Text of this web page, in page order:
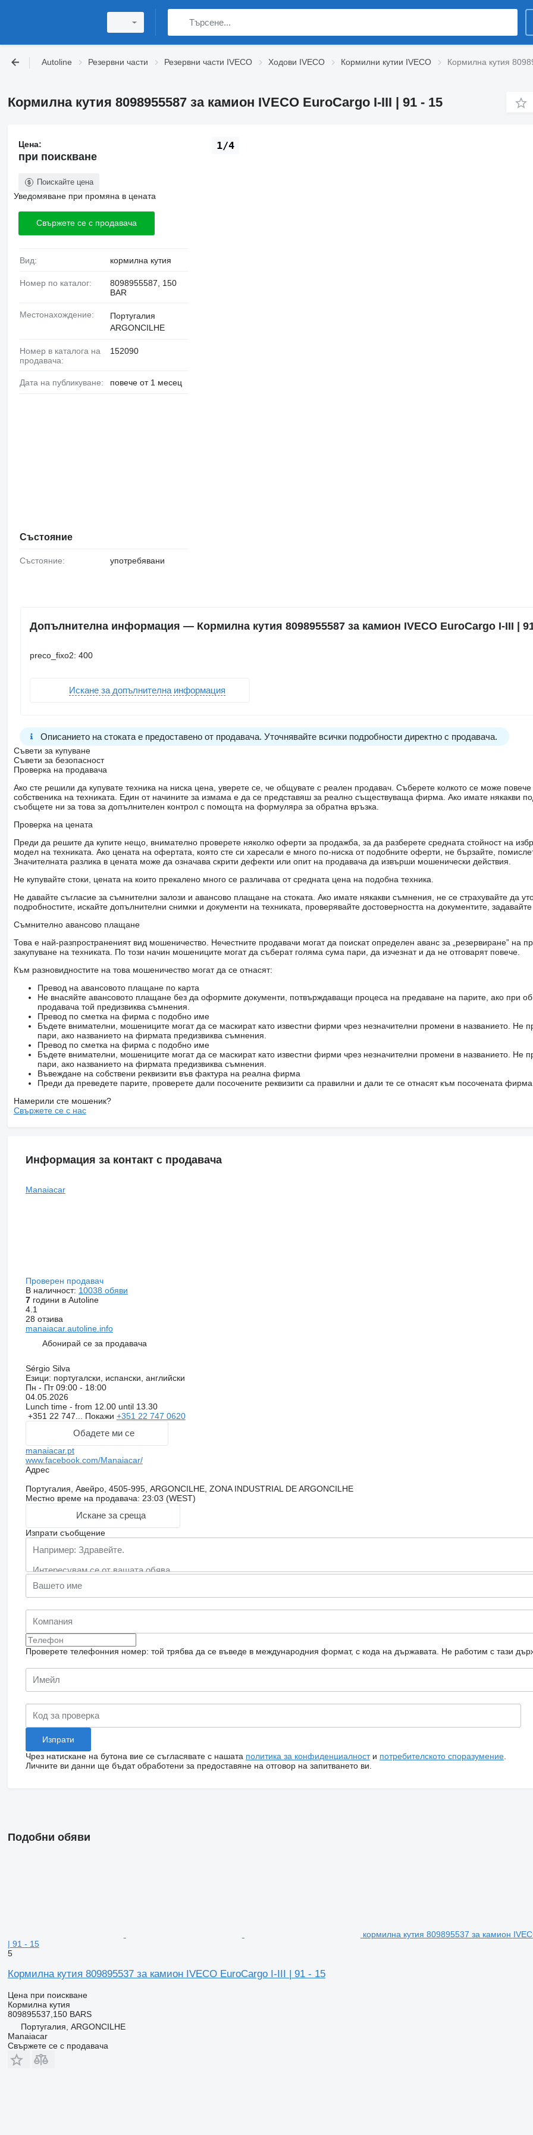
Autoline Резервни части Резервни части IVECO Ходови IVECO Кормилни кутии IVECO Кормилна кутия
Кормилна кутия 8098955587 за камион IVECO EuroCargo I-III | 91 - 15
1/4
Цена:
при поискване
Поискайте цена
Уведомяване при промяна в цената
Свържете се с продавача
Вид: кормилна кутия
Номер по каталог:
8098955587, 150
BAR
Местонахождение:
Португалия
ARGONCILHE
Номер в каталога на
продавача:
152090
Дата на публикуване: повече от 1 месец
Състояние
Състояние: употребявани
Допълнителна информация — Кормилна кутия 8098955587 за камион IVECO EuroCargo I-III |
preco_fixo2: 400
Искане за допълнителна информация
Описанието на стоката е предоставено от продавача. Уточнявайте всички подробности директно с продавача.
Съвети за купуване
Съвети за безопасност
Проверка на продавача
Ако сте решили да купувате техника на ниска цена, уверете се, че общувате с реален продавач. Съберете колкото се може
собственика на техниката. Един от начините за измама е да се представяш за реално съществуваща фирма. Ако имате някакви
съобщете ни за това за допълнителен контрол с помощта на формуляра за обратна връзка.
Проверка на цената
Преди да решите да купите нещо, внимателно проверете няколко оферти за продажба, за да разберете средната стойност на
модел на техниката. Ако цената на офертата, която сте си харесали е много по-ниска от подобните оферти, не бързайте,
Значителната разлика в цената може да означава скрити дефекти или опит на продавача да извърши мошенически действия.
Не купувайте стоки, цената на които прекалено много се различава от средната цена на подобна техника.
Не давайте съгласие за съмнителни залози и авансово плащане на стоката. Ако имате някакви съмнения, не се страхувайте да
подробностите, искайте допълнителни снимки и документи на техниката, проверявайте достоверността на документите,
Съмнително авансово плащане
Това е най-разпространеният вид мошеничество. Нечестните продавачи могат да поискат определен аванс за „резервиране” на
закупуване на техниката. По този начин мошениците могат да съберат голяма сума пари, да изчезнат и да не отговарят повече.
Към разновидностите на това мошеничество могат да се отнасят:
Превод на авансовото плащане по карта
Не внасяйте авансовото плащане без да оформите документи, потвърждаващи процеса на предаване на парите, ако при
продавача той предизвиква съмнения.
Превод по сметка на фирма с подобно име
Бъдете внимателни, мошениците могат да се маскират като известни фирми чрез незначителни промени в названието. Не
пари, ако названието на фирмата предизвиква съмнения.
Превод по сметка на фирма с подобно име
Бъдете внимателни, мошениците могат да се маскират като известни фирми чрез незначителни промени в названието. Не
пари, ако названието на фирмата предизвиква съмнения.
Въвеждане на собствени реквизити във фактура на реална фирма
Преди да преведете парите, проверете дали посочените реквизити са правилни и дали те се отнасят към посочената
Намерили сте мошеник?
Свържете се с нас
Информация за контакт с продавача
Manaiacar
Проверен продавач
В наличност: 10038 обяви
7години в Autoline
4.1
28 отзива
manaiacar.autoline.info
Абонирай се за продавача
Sérgio Silva
Езици: португалски, испански, английски
Пн - Пт09:00 - 18:00
04.05.2026
Lunch time - from 12.00 until 13.30
+351 22 747... Покажи +351 22 747 0620
Обадете ми се
manaiacar.pt
www.facebook.com/Manaiacar/
Адрес
Португалия, Авейро, 4505-995, ARGONCILHE, ZONA INDUSTRIAL DE ARGONCILHE
Местно време на продавача: 23:03 (WEST)
Искане за среща
Изпрати съобщение
Проверете телефонния номер: той трябва да се въведе в международния формат, с кода на държавата. Не работим с тази
Чрез натискане на бутона вие се съгласявате с нашата политика за конфиденциалности потребителското споразумение.
Личните ви данни ще бъдат обработени за предоставяне на отговор на запитването ви.
Подобни обяви
кормилна кутия 809895537 за камион
| 91 - 15
5
Кормилна кутия 809895537 за камион IVECO EuroCargo I-III | 91 - 15
Цена при поискване
Кормилна кутия
809895537,150 BARS
Португалия, ARGONCILHE
Manaiacar
Свържете се с продавача